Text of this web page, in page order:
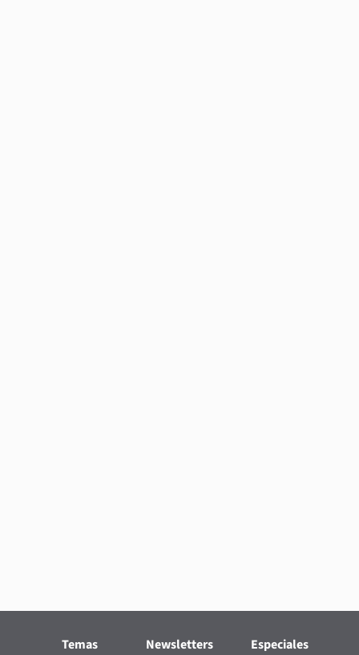
Temas Newsletters
Especiales